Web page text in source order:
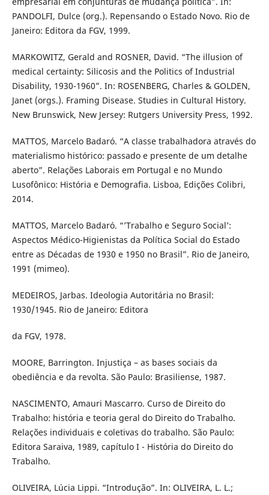
PANDOLFI, Dulce (org.). Repensando o Estado Novo. Rio de
Janeiro: Editora da FGV, 1999.
MARKOWITZ, Gerald and ROSNER, David. “The illusion of
medical certainty: Silicosis and the Politics of Industrial
Disability, 1930-1960”. In: ROSENBERG, Charles & GOLDEN,
Janet (orgs.). Framing Disease. Studies in Cultural History.
New Brunswick, New Jersey: Rutgers University Press, 1992.
MATTOS, Marcelo Badaró. “A classe trabalhadora através do
materialismo histórico: passado e presente de um detalhe
aberto”. Relações Laborais em Portugal e no Mundo
Lusofônico: História e Demografia. Lisboa, Edições Colibri,
2014.
MATTOS, Marcelo Badaró. “’Trabalho e Seguro Social’:
Aspectos Médico-Higienistas da Política Social do Estado
entre as Décadas de 1930 e 1950 no Brasil”. Rio de Janeiro,
1991 (mimeo).
MEDEIROS, Jarbas. Ideologia Autoritária no Brasil:
1930/1945. Rio de Janeiro: Editora
da FGV, 1978.
MOORE, Barrington. Injustiça – as bases sociais da
obediência e da revolta. São Paulo: Brasiliense, 1987.
NASCIMENTO, Amauri Mascarro. Curso de Direito do
Trabalho: história e teoria geral do Direito do Trabalho.
Relações individuais e coletivas do trabalho. São Paulo:
Editora Saraiva, 1989, capítulo I - História do Direito do
Trabalho.
OLIVEIRA, Lúcia Lippi. “Introdução”. In: OLIVEIRA, L. L.;